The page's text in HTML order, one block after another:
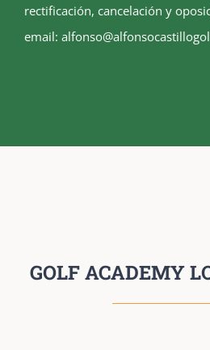
rectificación, cancelación y
email:
GOLF ACADEMY